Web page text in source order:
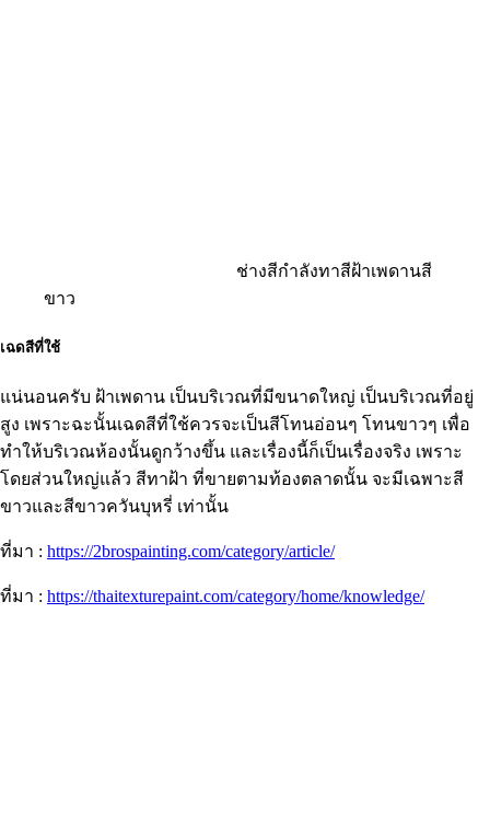
ช่างสีกำลังทาสีฝ้าเพดานสี
ขาว
เฉดสีที่ใช้
แน่นอนครับ ฝ้าเพดาน เป็นบริเวณที่มีขนาดใหญ่ เป็นบริเวณที่อยู่
สูง เพราะฉะนั้นเฉดสีที่ใช้ควรจะเป็นสีโทนอ่อนๆ โทนขาวๆ เพื่อ
ทำให้บริเวณห้องนั้นดูกว้างขึ้น และเรื่องนี้ก็เป็นเรื่องจริง เพราะ
โดยส่วนใหญ่แล้ว สีทาฝ้า ที่ขายตามท้องตลาดนั้น จะมีเฉพาะสี
ขาวและสีขาวควันบุหรี่ เท่านั้น
ที่มา : https://2brospainting.com/category/article/
ที่มา : https://thaitexturepaint.com/category/home/knowledge/